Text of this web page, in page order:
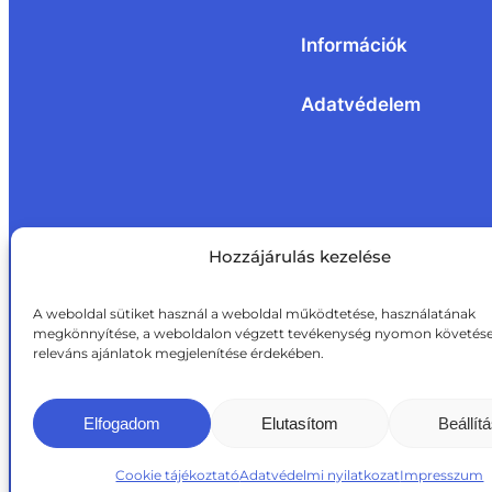
Hozzájárulás kezelése
A weboldal sütiket használ a weboldal működtetése, használatának
megkönnyítése, a weboldalon végzett tevékenység nyomon
releváns ajánlatok megjelenítése érdekében.
Elfogadom Elutasítom
Cookie tájékoztatóAdatvédelmi nyilatkozatImpresszum
Információk
Adatvédelem